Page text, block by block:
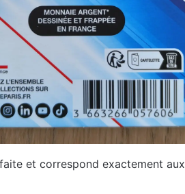
et correspond exactement aux